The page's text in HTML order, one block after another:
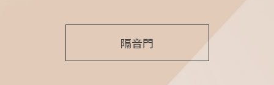
隔音門